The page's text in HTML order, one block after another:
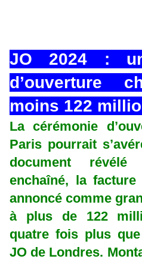
JO 2024 :
d’ouverture
moins 122
La cérémonie
Paris pourrait
document
enchaîné, la
annoncé comme
à plus de 122
quatre fois plus
JO de Londres.